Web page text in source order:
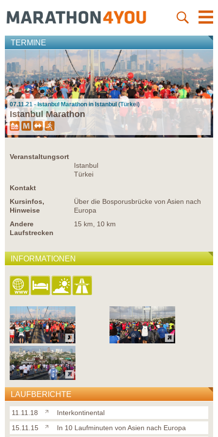
TERMINE
07.11.21 - Istanbul Marathon in Istanbul (Türkei)
Istanbul Marathon
Veranstaltungsort
Istanbul
Türkei
Kontakt
Kursinfos,
Hinweise
Über die Bosporusbrücke von Asien nach
Europa
Andere
Laufstrecken
15 km, 10 km
INFORMATIONEN
LAUFBERICHTE
11.11.18
Interkontinental
15.11.15
In 10 Laufminuten von Asien nach Europa